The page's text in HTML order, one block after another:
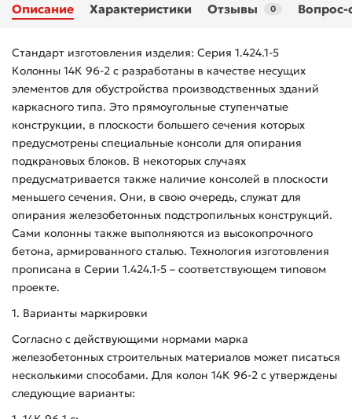
Описание Характеристики Отзывы 0 Вопрос-
Стандарт изготовления изделия: Серия 1.424.1-5
Колонны 14К 96-2 с разработаны в качестве несущих
элементов для обустройства производственных зданий
каркасного типа. Это прямоугольные ступенчатые
конструкции, в плоскости большего сечения которых
предусмотрены специальные консоли для опирания
подкрановых блоков. В некоторых случаях
предусматривается также наличие консолей в плоскости
меньшего сечения. Они, в свою очередь, служат для
опирания железобетонных подстропильных конструкций.
Сами колонны также выполняются из высокопрочного
бетона, армированного сталью. Технология изготовления
прописана в Серии 1.424.1-5 – соответствующем типовом
проекте.
1. Варианты маркировки
Согласно с действующими нормами марка
железобетонных строительных материалов может писаться
несколькими способами. Для колон 14К 96-2 с утверждены
следующие варианты: